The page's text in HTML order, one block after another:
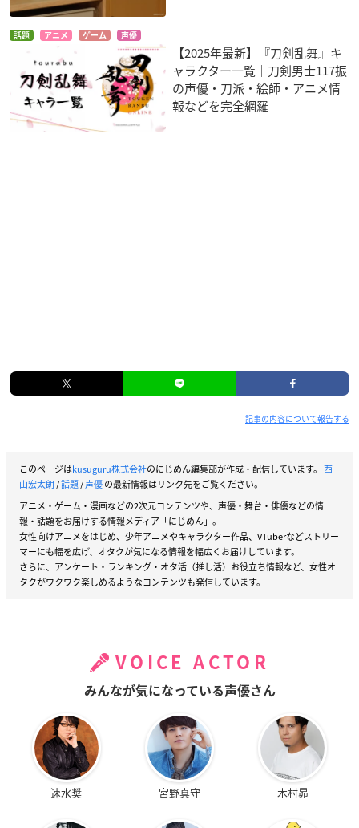
話題 アニメ ゲーム 声優
【2025年最新】『刀剣乱舞』キ
ャラクター一覧｜刀剣男士117振
の声優・刀派・絵師・アニメ情
報などを完全網羅
記事の内容について報告する
このページはkusuguru株式会社のにじめん編集部が作成・配信しています。 西
山宏太朗/話題/声優の最新情報はリンク先をご覧ください。
アニメ・ゲーム・漫画などの2次元コンテンツや、声優・舞台・俳優などの情
報・話題をお届けする情報メディア「にじめん」。
女性向けアニメをはじめ、少年アニメやキャラクター作品、VTuberなどストリー
マーにも幅を広げ、オタクが気になる情報を幅広くお届けしています。
さらに、アンケート・ランキング・オタ活（推し活）お役立ち情報など、女性オ
タクがワクワク楽しめるようなコンテンツも発信しています。
VOICE ACTOR
みんなが気になっている声優さん
速水奨 宮野真守 木村昴